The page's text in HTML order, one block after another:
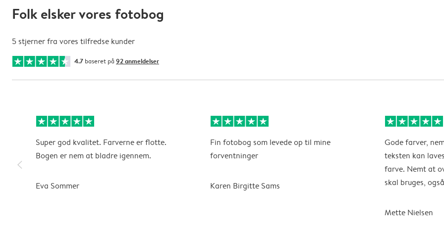
Folk elsker vores fotobog
5 stjerner fra vores tilfredse kunder
4.7 baseret på 92 anmeldelser
slim_arrow_left
Super god kvalitet. Farverne er flotte.
Bogen er nem at bladre igennem.
Eva Sommer
Fin fotobog som levede op til mine
forventninger
Karen Birgitte Sams
Gode farver,
teksten kan
farve. Nemt at
skal bruges,
Mette Nielsen